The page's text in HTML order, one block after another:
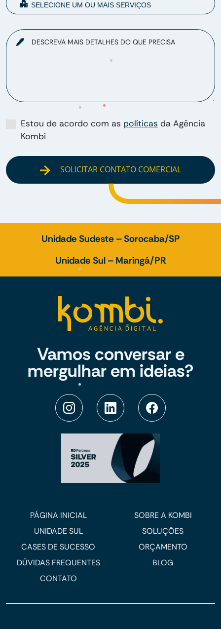
DESCREVA MAIS DETALHES DO QUE PRECISA
Estou de acordo com as políticas da Agência
Kombi
SOLICITAR CONTATO COMERCIAL
Unidade Sudeste – Sorocaba/SP
Unidade Sul – Maringá/PR
Vamos conversar e
mergulhar em ideias?
PÁGINA INICIAL
SOBRE A KOMBI
UNIDADE SUL
SOLUÇÕES
CASES DE SUCESSO
ORÇAMENTO
DÚVIDAS FREQUENTES
BLOG
CONTATO